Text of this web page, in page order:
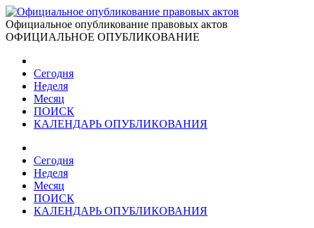
Официальное опубликование правовых актов
ОФИЦИАЛЬНОЕ ОПУБЛИКОВАНИЕ
Сегодня
Неделя
Месяц
ПОИСК
КАЛЕНДАРЬ ОПУБЛИКОВАНИЯ
Сегодня
Неделя
Месяц
ПОИСК
КАЛЕНДАРЬ ОПУБЛИКОВАНИЯ